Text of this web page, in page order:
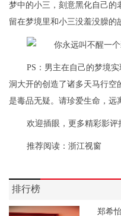
梦中的小三，刻意黑化自己的
留在梦境里和小三没羞没臊的
PS：男主在自己的梦境
洞大开的创造了诸多天马行空
是毒品无疑。请珍爱生命，远
欢迎插眼，更多精彩影评
推荐阅读： 浙江视窗
排行榜
郑希